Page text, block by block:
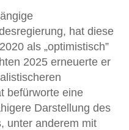
hat diese
als „optimistisch”
2025 erneuerte er
befürworte eine
Darstellung des
unter anderem mit